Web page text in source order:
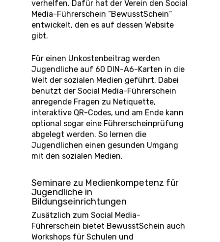
verhelfen. Dafür hat der Verein den Social
Media-Führerschein “BewusstSchein“
entwickelt, den es auf dessen Website
gibt.
Für einen Unkostenbeitrag werden
Jugendliche auf 60 DIN-A6-Karten in die
Welt der sozialen Medien geführt. Dabei
benutzt der Social Media-Führerschein
anregende Fragen zu Netiquette,
interaktive QR-Codes, und am Ende kann
optional sogar eine Führerscheinprüfung
abgelegt werden. So lernen die
Jugendlichen einen gesunden Umgang
mit den sozialen Medien.
Seminare zu Medienkompetenz für
Jugendliche in
Bildungseinrichtungen
Zusätzlich zum Social Media-
Führerschein bietet BewusstSchein auch
Workshops für Schulen und